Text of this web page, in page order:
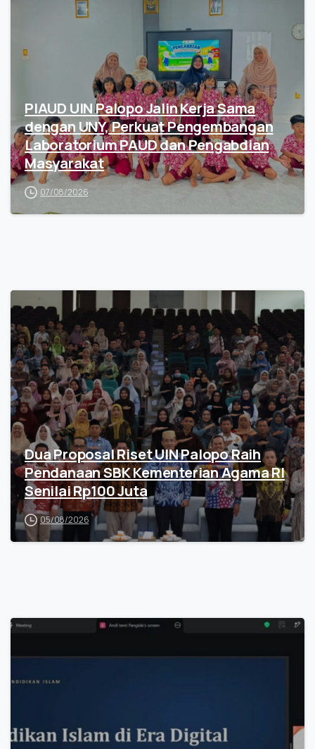
PIAUD UIN Palopo Jalin Kerja Sama
dengan UNY, Perkuat Pengembangan
Laboratorium PAUD dan Pengabdian
Masyarakat
07/08/2026
Dua Proposal Riset UIN Palopo Raih
Pendanaan SBK Kementerian Agama RI
Senilai Rp100 Juta
05/08/2026